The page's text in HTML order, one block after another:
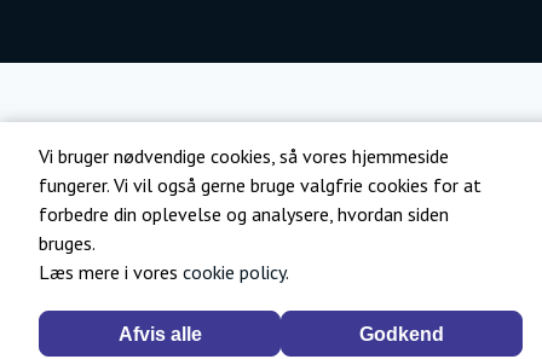
Vi bruger nødvendige cookies, så vores hjemmeside
fungerer. Vi vil også gerne bruge valgfrie cookies for at
forbedre din oplevelse og analysere, hvordan siden
bruges.
Læs mere i vores cookie policy.
Afvis alle Godkend